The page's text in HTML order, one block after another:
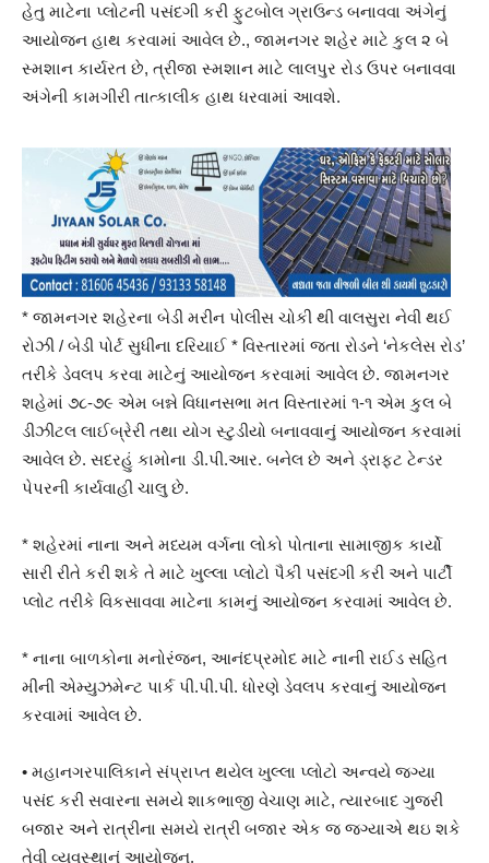
હેતુ માટેના પ્લોટની પસંદગી કરી ફુટબોલ ગ્રાઉન્ડ બનાવવા અંગેનું
આયોજન હાથ કરવામાં આવેલ છે., જામનગર શહેર માટે કુલ ૨ બે
સ્મશાન કાર્યરત છે, ત્રીજા સ્મશાન માટે લાલપુર રોડ ઉપર બનાવવા
અંગેની કામગીરી તાત્કાલીક હાથ ધરવામાં આવશે.
* જામનગર શહેરના બેડી મરીન પોલીસ ચોકી થી વાલસુરા નેવી થઈ
રોઝી / બેડી પોર્ટ સુધીના દરિયાઈ * વિસ્તારમાં જતા રોડને ‘નેકલેસ રોડ’
તરીકે ડેવલપ કરવા માટેનું આયોજન કરવામાં આવેલ છે. જામનગર
શહેમાં ૭૮-૭૯ એમ બન્ને વિધાનસભા મત વિસ્તારમાં ૧-૧ એમ કુલ બે
ડીઝીટલ લાઈબ્રેરી તથા યોગ સ્ટુડીયો બનાવવાનું આયોજન કરવામાં
આવેલ છે. સદરહું કામોના ડી.પી.આર. બનેલ છે અને ડ્રાફટ ટેન્ડર
પેપરની કાર્યવાહી ચાલુ છે.
* શહેરમાં નાના અને મધ્યમ વર્ગના લોકો પોતાના સામાજીક કાર્યો
સારી રીતે કરી શકે તે માટે ખુલ્લા પ્લોટો પૈકી પસંદગી કરી અને પાર્ટી
પ્લોટ તરીકે વિકસાવવા માટેના કામનું આયોજન કરવામાં આવેલ છે.
* નાના બાળકોના મનોરંજન, આનંદપ્રમોદ માટે નાની રાઈડ સહિત
મીની એમ્યુઝમેન્ટ પાર્ક પી.પી.પી. ધોરણે ડેવલપ કરવાનું આયોજન
કરવામાં આવેલ છે.
• મહાનગરપાલિકાને સંપ્રાપ્ત થયેલ ખુલ્લા પ્લોટો અન્વયે જગ્યા
પસંદ કરી સવારના સમયે શાકભાજી વેચાણ માટે, ત્યારબાદ ગુજરી
બજાર અને રાત્રીના સમયે રાત્રી બજાર એક જ જગ્યાએ થઇ શકે
તેવી વ્યવસ્થાનું આયોજન.